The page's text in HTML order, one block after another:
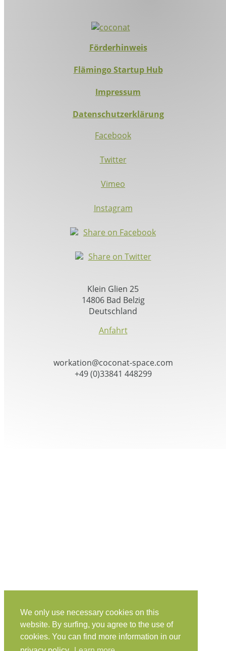
We only use necessary cookies on this
website. By surfing, you agree to the use of
cookies. You can find more information in our
Förderhinweis
Flämingo Startup Hub
Impressum
Datenschutzerklärung
Facebook
Twitter
Vimeo
Instagram
Share on Facebook
Share on Twitter
Klein Glien 25
14806 Bad Belzig
Deutschland
Anfahrt
workation@coconat-space.com
+49 (0)33841 448299